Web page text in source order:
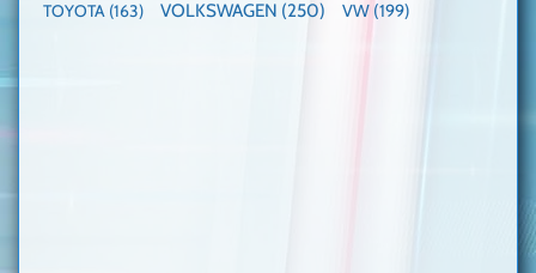
TOYOTA (163) VOLKSWAGEN (250) VW (199)